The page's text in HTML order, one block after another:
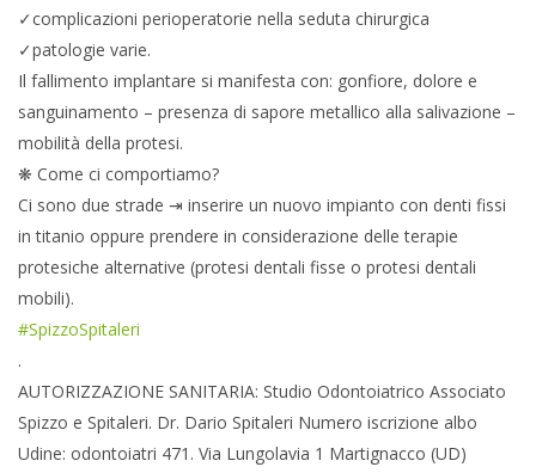
✓complicazioni perioperatorie nella seduta chirurgica
✓patologie varie.
Il fallimento implantare si manifesta con: gonfiore, dolore e
sanguinamento – presenza di sapore metallico alla salivazione –
mobilità della protesi.
❋ Come ci comportiamo?
Ci sono due strade ⇥ inserire un nuovo impianto con denti fissi
in titanio oppure prendere in considerazione delle terapie
protesiche alternative (protesi dentali fisse o protesi dentali
mobili).
#SpizzoSpitaleri
.
AUTORIZZAZIONE SANITARIA: Studio Odontoiatrico Associato
Spizzo e Spitaleri. Dr. Dario Spitaleri Numero iscrizione albo
Udine: odontoiatri 471. Via Lungolavia 1 Martignacco (UD)